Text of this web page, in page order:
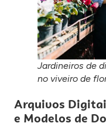
Jardineiros de
no viveiro de
Arquivos
e Modelos de